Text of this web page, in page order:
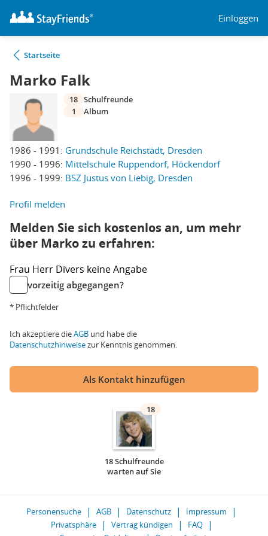
Einloggen
Startseite
Marko Falk
1986 - 1991: Grundschule Reichstädt, Dresden
1990 - 1996: Mittelschule Ruppendorf, Höckendorf
1996 - 1999: BSZ Justus von Liebig, Dresden
18 Schulfreunde
1
Album
Profil melden
Melden Sie sich kostenlos an, um mehr
über Marko zu erfahren:
Frau Herr Divers keine Angabe
vorzeitig abgegangen?
* Pflichtfelder
Ich akzeptiere dieAGB und habe die
Datenschutzhinweisezur Kenntnis genommen.
Als Kontakt hinzufügen
18
18 Schulfreunde
warten auf Sie
Personensuche AGB Datenschutz
Impressum
Privatsphäre
Vertrag kündigen
FAQ